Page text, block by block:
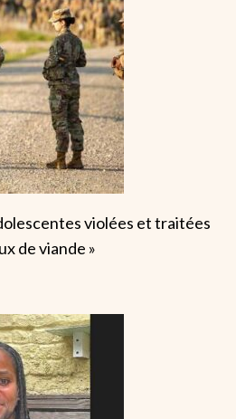
violées et traitées
de viande »